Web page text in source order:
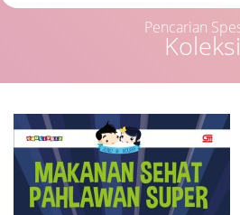
Koleksi
Pencarian